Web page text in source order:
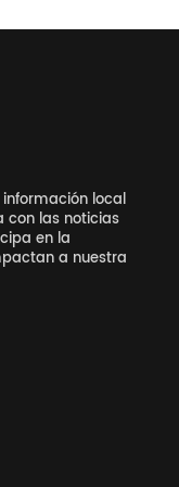
local
con las noticias
en la
a nuestra